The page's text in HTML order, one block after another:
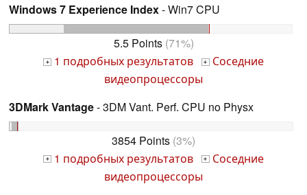
Windows 7 Experience Index- Win7 CPU
5.5 Points(71%)
+ 1 подробных результатов + Соседние
видеопроцессоры
3DMark Vantage- 3DM Vant. Perf. CPU no Physx
3854 Points (3%)
+ 1 подробных результатов + Соседние
видеопроцессоры